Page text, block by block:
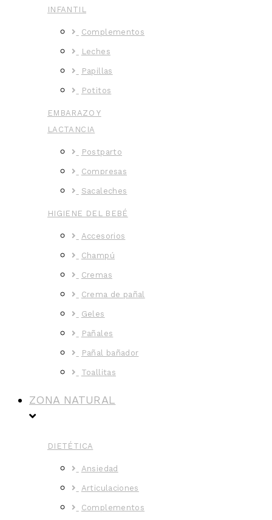
INFANTIL
Complementos
Leches
Papillas
Potitos
EMBARAZO Y
LACTANCIA
Postparto
Compresas
Sacaleches
HIGIENE DEL BEBÉ
Accesorios
Champú
Cremas
Crema de pañal
Geles
Pañales
Pañal bañador
Toallitas
ZONA NATURAL
DIETÉTICA
Ansiedad
Articulaciones
Complementos